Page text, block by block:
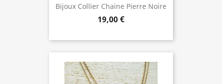
Bijoux Collier Chaine Pierre Noire
19,00 €